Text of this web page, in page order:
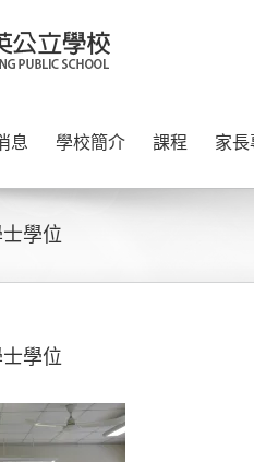
息 學校簡介 課程 家
學位
學位